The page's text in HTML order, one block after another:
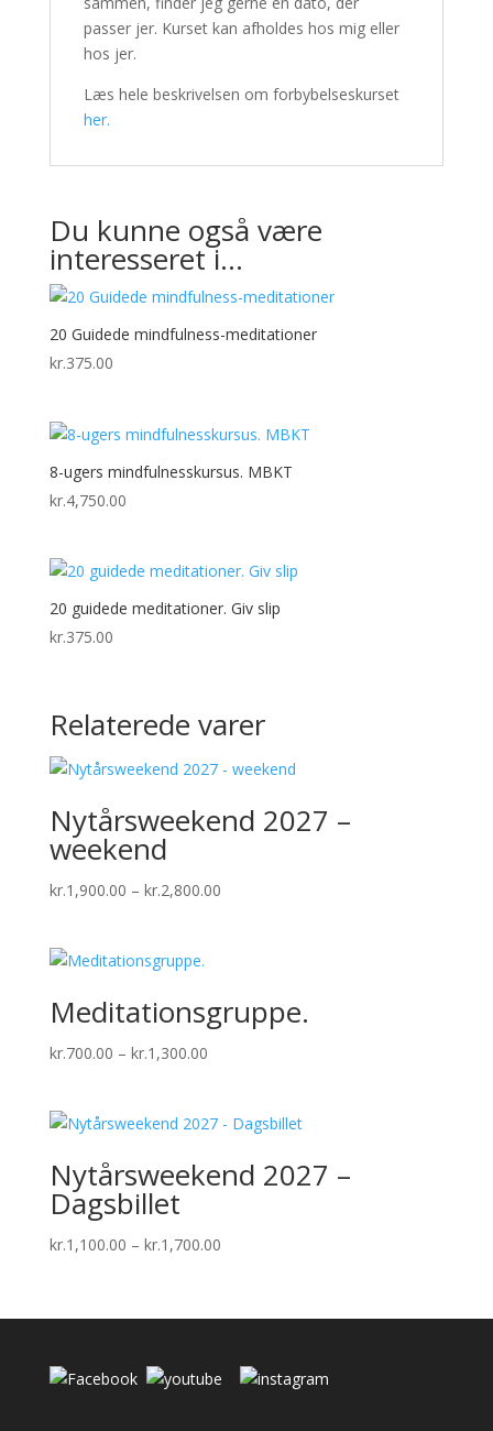
passer jer. Kurset kan afholdes hos mig eller
hos jer.
Læs hele beskrivelsen om forbybelseskurset
her.
Du kunne også være
interesseret i…
20 Guidede mindfulness-meditationer
kr.375.00
8-ugers mindfulnesskursus. MBKT
kr.4,750.00
20 guidede meditationer. Giv slip
kr.375.00
Relaterede varer
Nytårsweekend 2027 –
weekend
kr.1,900.00 – kr.2,800.00Prisinterval:
Meditationsgruppe.
kr.700.00 – kr.1,300.00Prisinterval:
kr.1,300.00
Nytårsweekend 2027 –
Dagsbillet
kr.1,100.00 – kr.1,700.00Prisinterval:
kr.1,700.00